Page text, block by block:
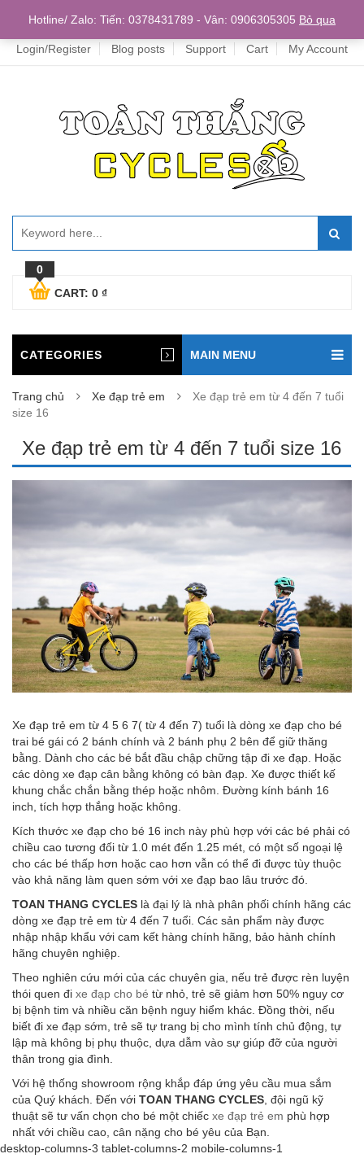
Home
Login/Register Blog posts Support Cart My Account
0
CART: 0 ₫
CATEGORIES MAIN MENU
Trang chủ Xe đạp trẻ em
Xe đạp trẻ em từ 4 đến 7 tuổi
size 16
Xe đạp trẻ em từ 4 đến 7 tuổi size 16
Xe đạp trẻ em từ 4 5 6 7( từ 4 đến 7) tuổi là dòng xe đạp cho bé
trai bé gái có 2 bánh chính và 2 bánh phụ 2 bên để giữ thăng
bằng. Dành cho các bé bắt đầu chập chững tập đi xe đạp. Hoặc
các dòng xe đạp cân bằng không có bàn đạp. Xe được thiết kế
khung chắc chắn bằng thép hoặc nhôm. Đường kính bánh 16
inch, tích hợp thắng hoặc không.
Kích thước xe đạp cho bé 16 inch này phù hợp với các bé phải có
chiều cao tương đối từ 1.0 mét đến 1.25 mét, có một số ngoại lệ
cho các bé thấp hơn hoặc cao hơn vẫn có thể đi được tùy thuộc
vào khả năng làm quen sớm với xe đạp bao lâu trước đó.
TOAN THANG CYCLES là đại lý là nhà phân phối chính hãng các
dòng xe đạp trẻ em từ 4 đến 7 tuổi. Các sản phẩm này được
nhập nhập khẩu với cam kết hàng chính hãng, bảo hành chính
hãng chuyên nghiệp.
Theo nghiên cứu mới của các chuyên gia, nếu trẻ được rèn luyện
thói quen đi xe đạp cho bé từ nhỏ, trẻ sẽ giảm hơn 50% nguy cơ
bị bệnh tim và nhiều căn bệnh nguy hiểm khác. Đồng thời, nếu
biết đi xe đạp sớm, trẻ sẽ tự trang bị cho mình tính chủ động, tự
lập mà không bị phụ thuộc, dựa dẫm vào sự giúp đỡ của người
thân trong gia đình.
Với hệ thống showroom rộng khắp đáp ứng yêu cầu mua sắm
của Quý khách. Đến với TOAN THANG CYCLES , đội ngũ kỹ
thuật sẽ tư vấn chọn cho bé một chiếc xe đạp trẻ em phù hợp
nhất với chiều cao, cân nặng cho bé yêu của Bạn.
desktop-columns-3 tablet-columns-2 mobile-columns-1
Hotline/ Zalo: Tiến: 0378431789 - Vân: 0906305305 Bỏ qua